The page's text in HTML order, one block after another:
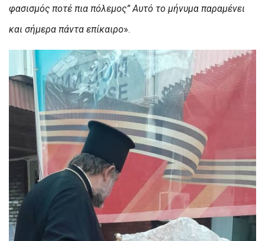
φασισμός ποτέ πια πόλεμος” Αυτό το μήνυμα παραμένει
και σήμερα πάντα επίκαιρο».